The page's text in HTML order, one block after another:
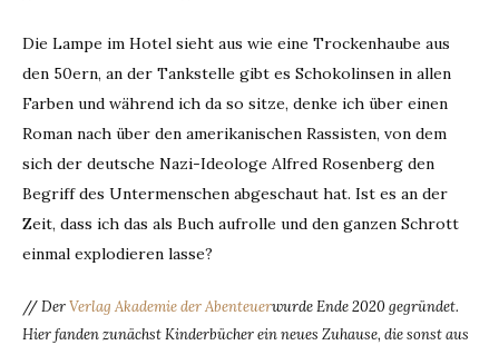
Die Lampe im Hotel sieht aus wie eine Trockenhaube aus
den 50ern, an der Tankstelle gibt es Schokolinsen in allen
Farben und während ich da so sitze, denke ich über einen
Roman nach über den amerikanischen Rassisten, von dem
sich der deutsche Nazi-Ideologe Alfred Rosenberg den
Begriff des Untermenschen abgeschaut hat. Ist es an der
Zeit, dass ich das als Buch aufrolle und den ganzen Schrott
einmal explodieren lasse?
//DerVerlag Akademie der Abenteuerwurde Ende 2020 gegründet.
Hier fanden zunächst Kinderbücher ein neues Zuhause, die sonst aus